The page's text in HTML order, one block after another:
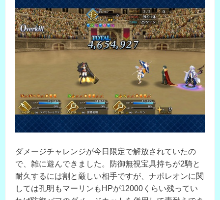
ダメージチャレンジが今日限定で解放されていたの
で、雑に遊んできました。防御無視宝具持ちが2騎と
耐久するには割と厳しい相手ですが、ナポレオンに関
しては孔明もマーリンもHPが12000くらい残ってい